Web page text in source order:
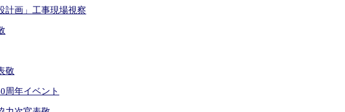
計画」工事現場視察
敬
周年イベント